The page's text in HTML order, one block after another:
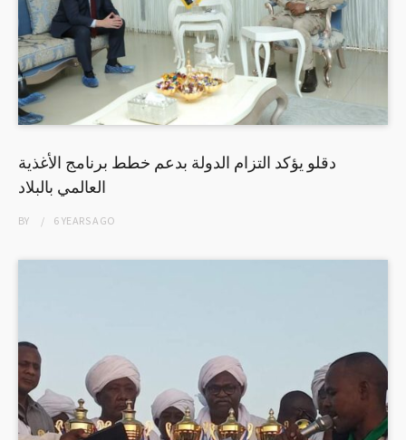
دقلو يؤكد التزام الدولة بدعم خطط برنامج الأغذية
العالمي بالبلاد
BY 6 YEARSAGO